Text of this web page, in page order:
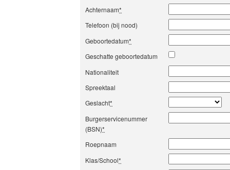
Achternaam*
Telefoon (bij nood)
Geboortedatum*
Geschatte geboortedatum
Nationaliteit
Spreektaal
Geslacht*
Burgerservicenummer
(BSN)*
Roepnaam
Klas/School*